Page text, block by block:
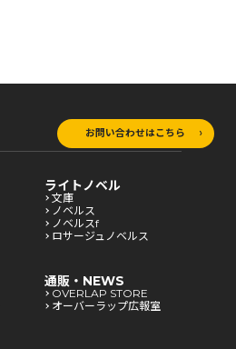
お問い合わせはこちら
ライトノベル
文庫
ノベルス
ノベルスf
ロサージュノベルス
通販・NEWS
OVERLAP STORE
オーバーラップ広報室